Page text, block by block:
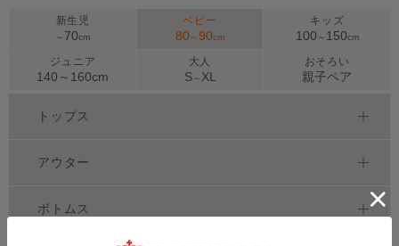
新生児
～ 70cm
ベビー
80 ～90cm
キッズ
100 ～ 150cm
ジュニア
140～ 160cm
大人
S～ XL
おそろい
親子ペア
トップス
アウター
ボトムス